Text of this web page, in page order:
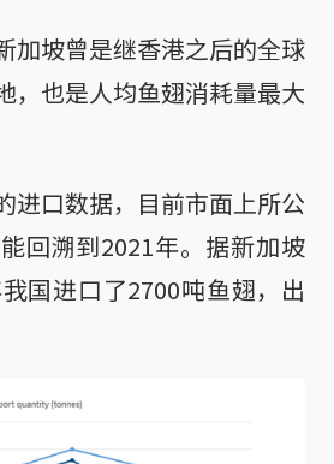
加坡曾是继香港之后的全球
，也是人均鱼翅消耗量最大
进口数据，目前市面上所公
回溯到2021年。据新加坡
国进口了2700吨鱼翅，出